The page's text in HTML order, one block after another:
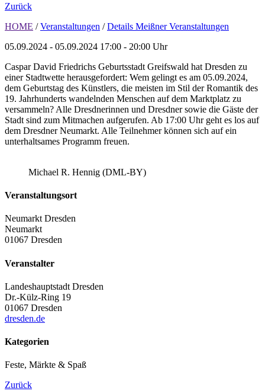
Zurück
HOME / Veranstaltungen / Details Meißner Veranstaltungen
05.09.2024 - 05.09.2024 17:00 - 20:00 Uhr
Caspar David Friedrichs Geburtsstadt Greifswald hat Dresden zu
einer Stadtwette herausgefordert: Wem gelingt es am 05.09.2024,
dem Geburtstag des Künstlers, die meisten im Stil der Romantik des
19. Jahrhunderts wandelnden Menschen auf dem Marktplatz zu
versammeln? Alle Dresdnerinnen und Dresdner sowie die Gäste der
Stadt sind zum Mitmachen aufgerufen. Ab 17:00 Uhr geht es los auf
dem Dresdner Neumarkt. Alle Teilnehmer können sich auf ein
unterhaltsames Programm freuen.
Michael R. Hennig (DML-BY)
Veranstaltungsort
Neumarkt Dresden
Neumarkt
01067 Dresden
Veranstalter
Landeshauptstadt Dresden
Dr.-Külz-Ring 19
01067 Dresden
dresden.de
Kategorien
Feste, Märkte & Spaß
Zurück